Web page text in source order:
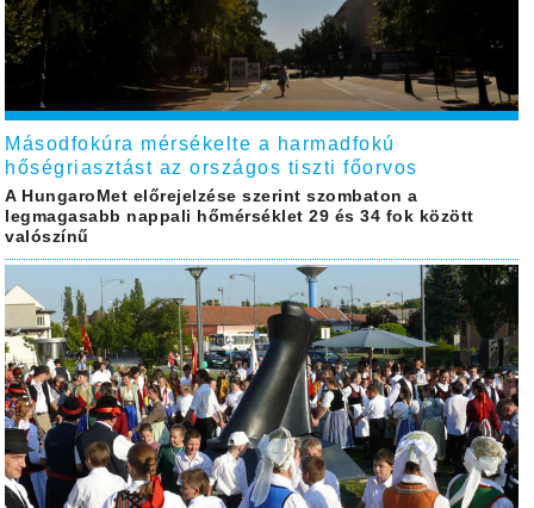
Másodfokúra mérsékelte a harmadfokú
hőségriasztást az országos tiszti főorvos
A HungaroMet előrejelzése szerint szombaton a
legmagasabb nappali hőmérséklet 29 és 34 fok között
valószínű